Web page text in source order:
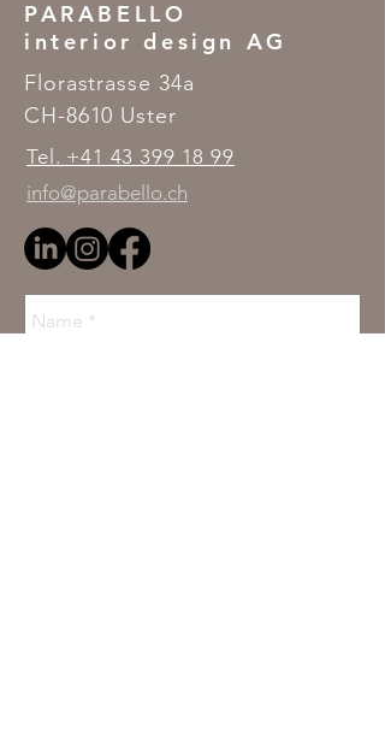
PARABELLO
interior design AG
Florastrasse 34a
CH-8610 Uster
Tel. +41 43 399 18 99
info@parabello.ch